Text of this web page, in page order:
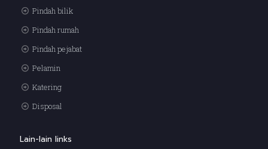
Pindah bilik
Pindah rumah
Pindah pejabat
Pelamin
Katering
Disposal
Lain-lain links